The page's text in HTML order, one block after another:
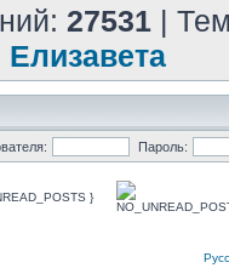
27531 |
Елизавета
Пароль:
}